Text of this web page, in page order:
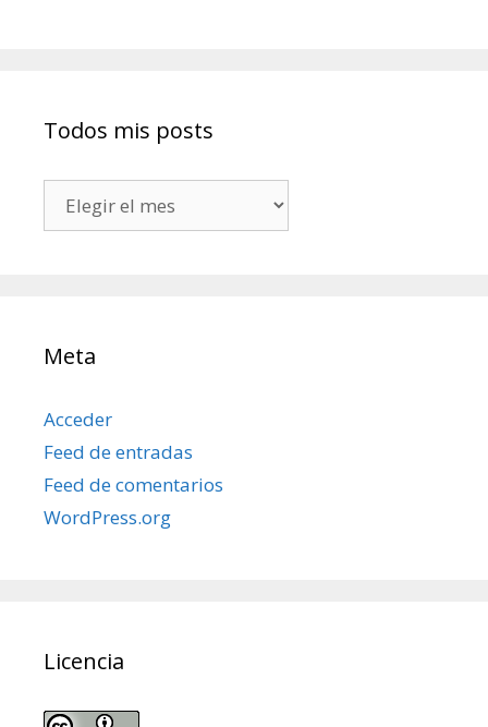
Todos mis posts
mis
Meta
Acceder
Feed de entradas
Feed de comentarios
WordPress.org
Licencia